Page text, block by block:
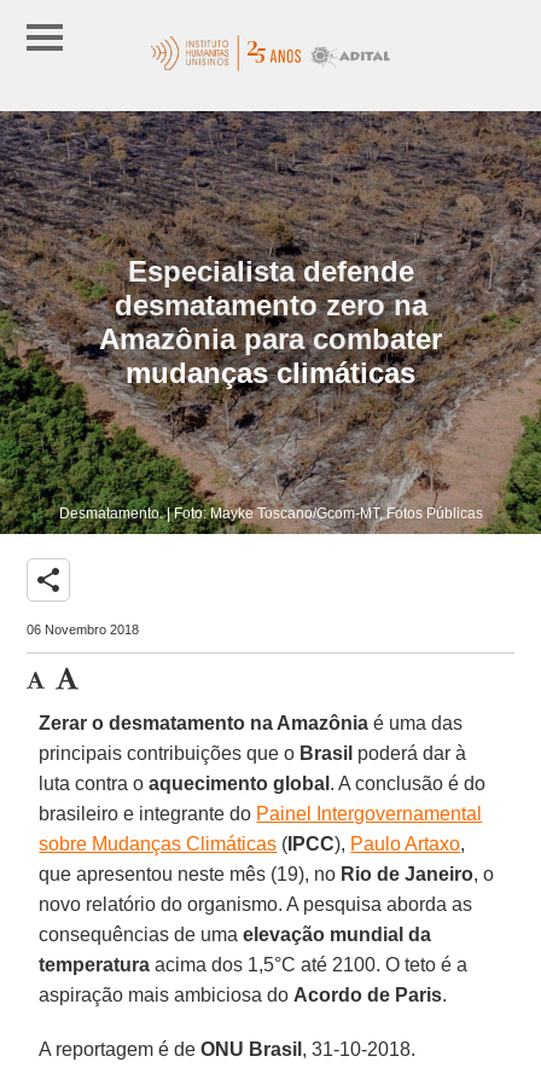
Especialista defende
desmatamento zero na
Amazônia para combater
mudanças climáticas
Desmatamento. | Foto: Mayke Toscano/Gcom-MT, Fotos Públicas
share
06 Novembro 2018
Zerar o desmatamento na Amazônia é uma das
principais contribuições que o Brasil poderá dar à
luta contra oaquecimento global . A conclusão é do
brasileiro e integrante do Painel Intergovernamental
sobre Mudanças Climáticas ( IPCC), Paulo Artaxo,
que apresentou neste mês (19), no Rio de Janeiro, o
novo relatório do organismo. A pesquisa aborda as
consequências de umaelevação mundial da
temperatura acima dos 1,5°C até 2100. O teto é a
aspiração mais ambiciosa do Acordo de Paris.
A reportagem é deONU Brasil , 31-10-2018.